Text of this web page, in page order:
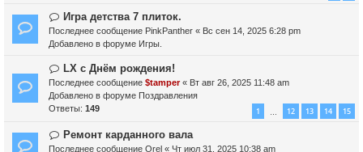
е
и
е
с
о
щ
н
Н
о
в
е
с
о
о
щ
Игра детства 7 плиток.
Последнее сообщение PinkPanther « Вс сен 14, 2025 6:28 pm
Добавлено в форуме Игры.
Н
о
в
о
с
LX с Днём рождения!
Последнее сообщение $tamper« Вт авг 26, 2025 11:48 am
Добавлено в форуме Поздравления
Ответы: 149 1 12 13 14 15
Н
о
Ремонт карданного вала
Последнее сообщение Orel « Чт июл 31, 2025 10:38 am